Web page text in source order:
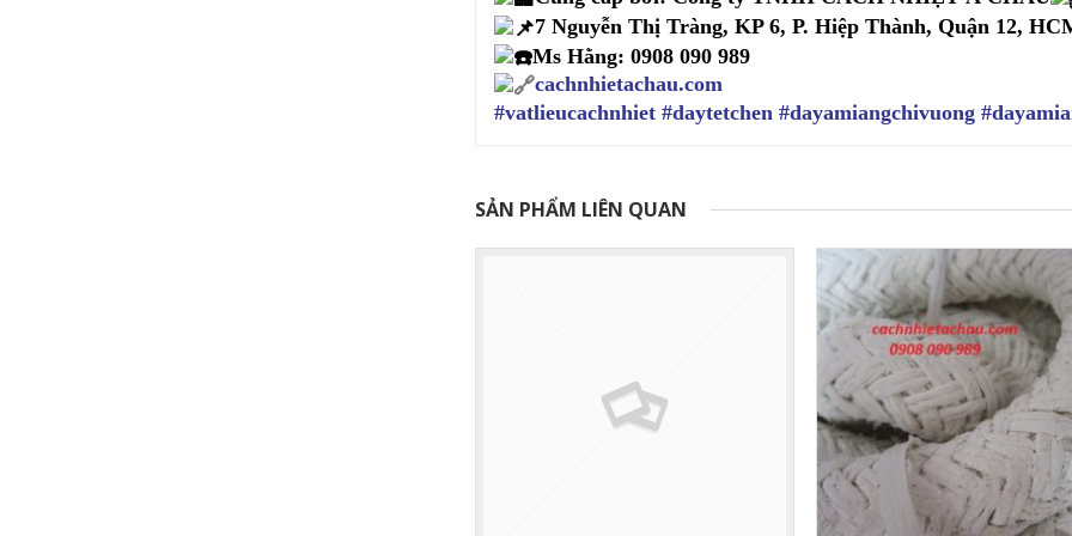
7 Nguyễn Thị Tràng, KP 6, P. Hiệp Thành, Quận 12,
Ms Hằng: 0908 090 989
cachnhietachau.com
#vatlieucachnhiet #daytetchen #dayamiangchivuong
SẢN PHẨM LIÊN QUAN